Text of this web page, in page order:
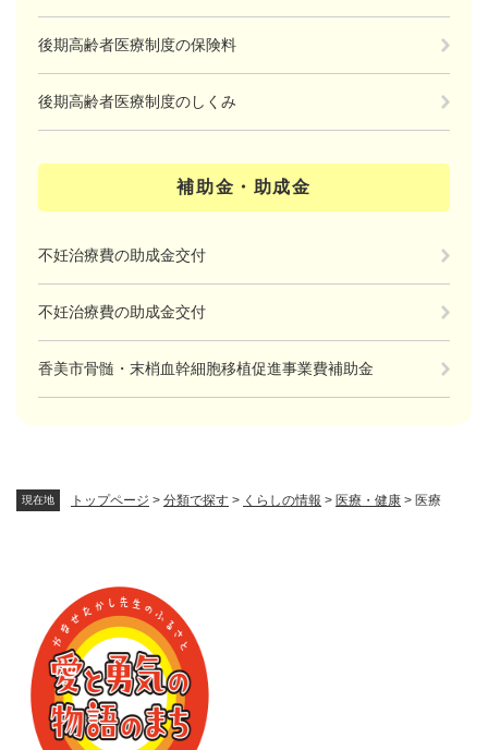
現在地 トップページ > 分類で探す > くらしの情報 > 医療・健康 > 医療
後期高齢者医療制度の保険料
後期高齢者医療制度のしくみ
補助金・助成金
不妊治療費の助成金交付
不妊治療費の助成金交付
香美市骨髄・末梢血幹細胞移植促進事業費補助金